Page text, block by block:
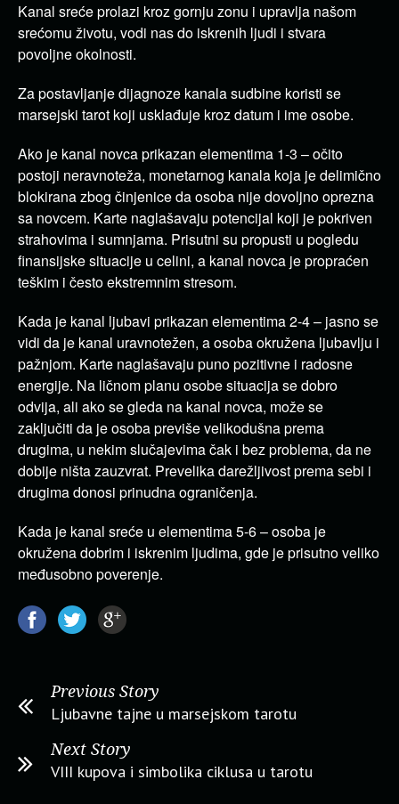
Kanal sreće prolazi kroz gornju zonu i upravlja našom
srećomu životu, vodi nas do iskrenih ljudi i stvara
povoljne okolnosti.
Za postavljanje dijagnoze kanala sudbine koristi se
marsejski tarot koji usklađuje kroz datum i ime osobe.
Ako je kanal novca prikazan elementima 1-3 – očito
postoji neravnoteža, monetarnog kanala koja je delimično
blokirana zbog činjenice da osoba nije dovoljno oprezna
sa novcem. Karte naglašavaju potencijal koji je pokriven
strahovima i sumnjama. Prisutni su propusti u pogledu
finansijske situacije u celini, a kanal novca je propraćen
teškim i često ekstremnim stresom.
Kada je kanal ljubavi prikazan elementima 2-4 – jasno se
vidi da je kanal uravnotežen, a osoba okružena ljubavlju i
pažnjom. Karte naglašavaju puno pozitivne i radosne
energije. Na ličnom planu osobe situacija se dobro
odvija, ali ako se gleda na kanal novca, može se
zaključiti da je osoba previše velikodušna prema
drugima, u nekim slučajevima čak i bez problema, da ne
dobije ništa zauzvrat. Prevelika darežljivost prema sebi i
drugima donosi prinudna ograničenja.
Kada je kanal sreće u elementima 5-6 – osoba je
okružena dobrim i iskrenim ljudima, gde je prisutno veliko
međusobno poverenje.
Previous Story
Ljubavne tajne u marsejskom tarotu
Next Story
VIII kupova i simbolika ciklusa u tarotu